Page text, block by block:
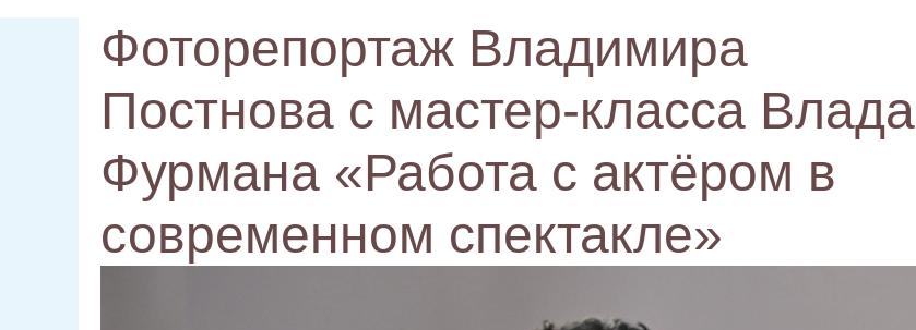
Фоторепортаж Владимира
Постнова с мастер-класса Влада
Фурмана «Работа с актёром в
современном спектакле»